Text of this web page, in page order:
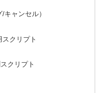
ャンセル）
クリプト
クリプト